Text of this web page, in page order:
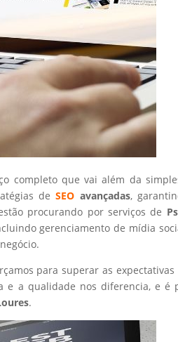
completo que vai além da
deSEO avançadas,
procurando por serviços de
gerenciamento de mídia
para superar as expectativas
e a qualidade nos diferencia, e é
.